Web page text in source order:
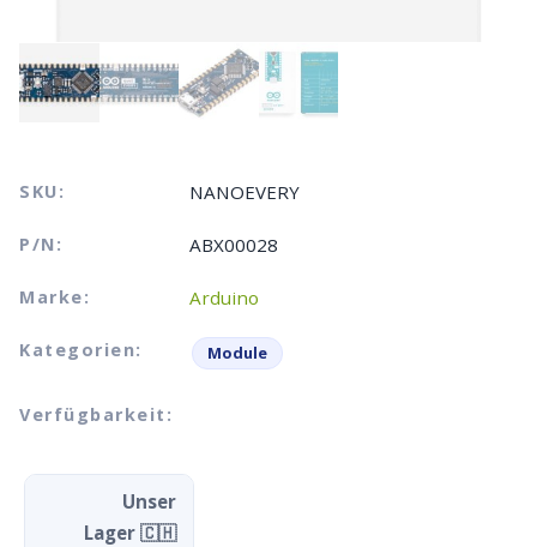
SKU: NANOEVERY
P/N: ABX00028
Marke: Arduino
Kategorien: Module
Verfügbarkeit:
Unser
Lager 🇨🇭